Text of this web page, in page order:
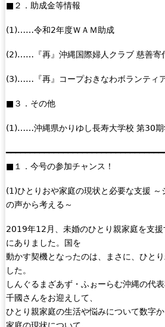
■２．助成金等情報
(1)……令和2年度ＷＡＭ助成
(2)……『再』沖縄国際婦人クラブ 慈善寄
(3)……『再』コープおきなわボランティ
■３．その他
(1)……沖縄県かりゆし長寿大学校 第30期
■１．今号の参加チャンス！
(1)ひとりおや家庭の現状と必要な支援 ～
の声から考える～
2019年12月、未婚のひとり親家庭を支
にありました。国を
動かす契機となったのは、まさに、ひと
した。
しんぐるまざあず・ふぉーらむ沖縄の代
千國さんをお迎えして、
ひとり親家庭の生活や悩みについて数字